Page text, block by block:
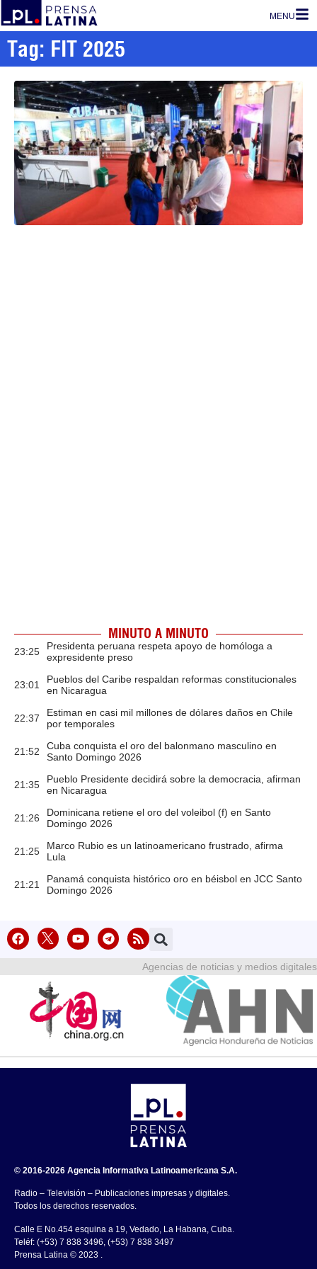
MENU
Tag: FIT 2025
MINUTO A MINUTO
23:25
Presidenta peruana respeta apoyo de homóloga a
expresidente preso
23:01
Pueblos del Caribe respaldan reformas constitucionales
en Nicaragua
22:37
Estiman en casi mil millones de dólares daños en Chile
por temporales
21:52
Cuba conquista el oro del balonmano masculino en
Santo Domingo 2026
21:35
Pueblo Presidente decidirá sobre la democracia, afirman
en Nicaragua
21:26
Dominicana retiene el oro del voleibol (f) en Santo
Domingo 2026
21:25
Marco Rubio es un latinoamericano frustrado, afirma
Lula
21:21
Panamá conquista histórico oro en béisbol en JCC Santo
Domingo 2026
Agencias de noticias y medios digitales
© 2016-2026 Agencia Informativa Latinoamericana S.A.
Radio – Televisión – Publicaciones impresas y digitales.
Todos los derechos reservados.
Calle E No.454 esquina a 19, Vedado, La Habana, Cuba.
Teléf: (+53) 7 838 3496, (+53) 7 838 3497
Prensa Latina © 2023 .